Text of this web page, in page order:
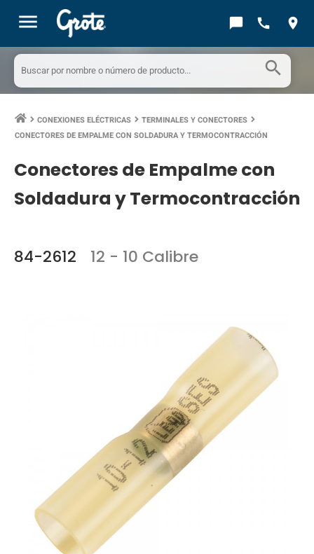
menu chat_bubble call location_on
search
keyboard_arrow_right CONEXIONES ELÉCTRICAS keyboard_arrow_right TERMINALES Y CONECTORES keyboard_arrow_right
CONECTORES DE EMPALME CON SOLDADURA Y TERMOCONTRACCIÓN
Conectores de Empalme con
Soldadura y Termocontracción
84-2612 12 - 10 Calibre